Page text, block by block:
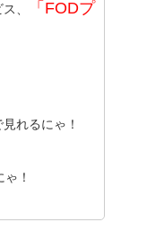
、
「FODプ
れるにゃ！
！